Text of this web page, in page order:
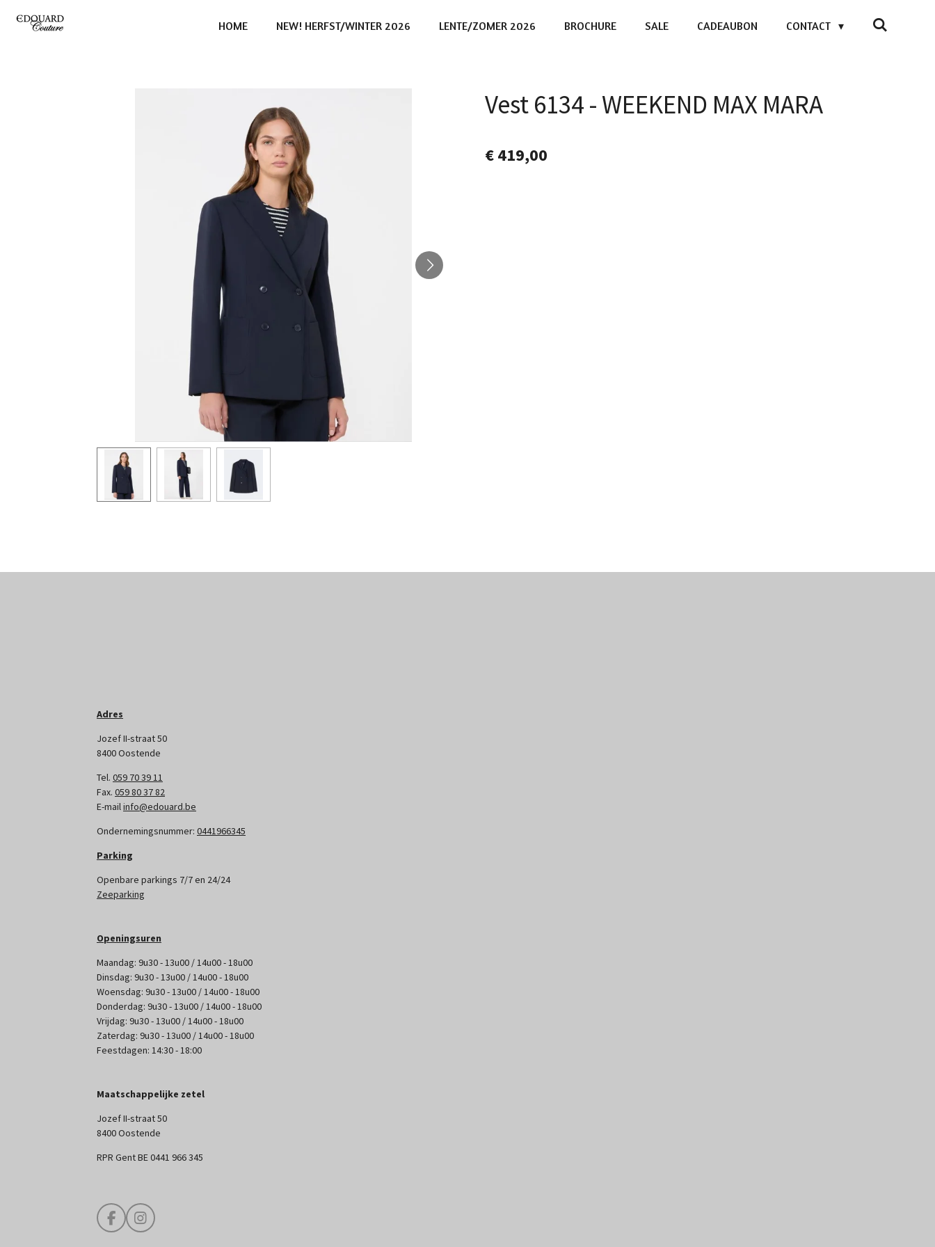
Ga
direct
HOME NEW! HERFST/WINTER 2026 LENTE/ZOMER 2026 BROCHURE SALE CADEAUBON CONTACT
Vest 6134 - WEEKEND MAX MARA
€ 419,00
Adres
Jozef II-straat 50
8400 Oostende
Tel. 059 70 39 11
Fax. 059 80 37 82
E-mailinfo@edouard.be
Ondernemingsnummer: 0441966345
Parking
Openbare parkings 7/7 en 24/24
Zeeparking
Openingsuren
Maandag: 9u30 - 13u00 / 14u00 - 18u00
Dinsdag: 9u30 - 13u00 / 14u00 - 18u00
Woensdag: 9u30 - 13u00 / 14u00 - 18u00
Donderdag: 9u30 - 13u00 / 14u00 - 18u00
Vrijdag: 9u30 - 13u00 / 14u00 - 18u00
Zaterdag: 9u30 - 13u00 / 14u00 - 18u00
Feestdagen: 14:30 - 18:00
Maatschappelijke zetel
Jozef II-straat 50
8400 Oostende
RPR Gent BE 0441 966 345
F
a
I
n